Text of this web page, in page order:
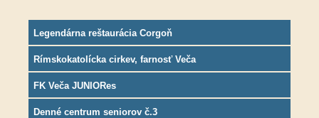
Legendárna reštaurácia Corgoň
Rímskokatolícka cirkev, farnosť Veča
FK Veča JUNIORes
Denné centrum seniorov č.3